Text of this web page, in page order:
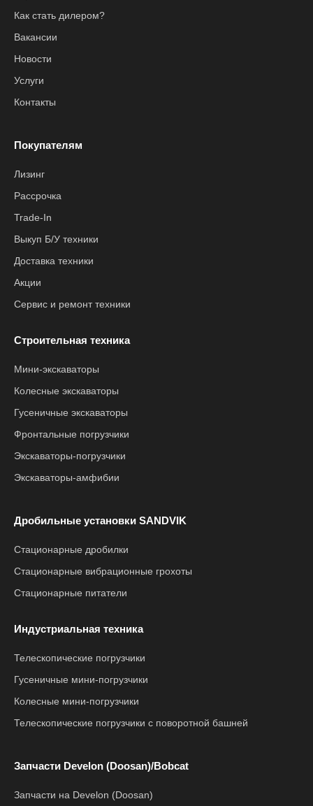
Как стать дилером?
Вакансии
Новости
Услуги
Контакты
Покупателям
Лизинг
Рассрочка
Trade-In
Выкуп Б/У техники
Доставка техники
Акции
Сервис и ремонт техники
Строительная техника
Мини-экскаваторы
Колесные экскаваторы
Гусеничные экскаваторы
Фронтальные погрузчики
Экскаваторы-погрузчики
Экскаваторы-амфибии
Дробильные установки SANDVIK
Стационарные дробилки
Стационарные вибрационные грохоты
Стационарные питатели
Индустриальная техника
Телескопические погрузчики
Гусеничные мини-погрузчики
Колесные мини-погрузчики
Телескопические погрузчики с поворотной башней
Запчасти Develon (Doosan)/Bobcat
Запчасти на Develon (Doosan)